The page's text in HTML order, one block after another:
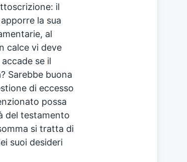
il
la sua
al
calce vi deve
accade se il
Sarebbe buona
di eccesso
possa
del testamento
si tratta di
suoi desideri